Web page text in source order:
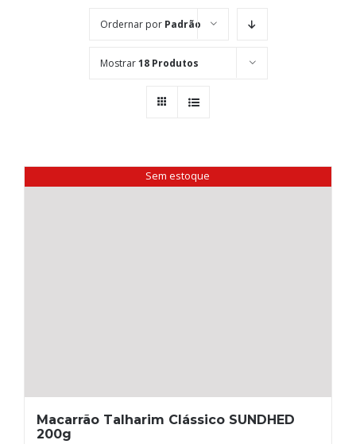
Ordernar por Padrão
Mostrar18 Produtos
Sem estoque
Macarrão Talharim Clássico SUNDHED
200g